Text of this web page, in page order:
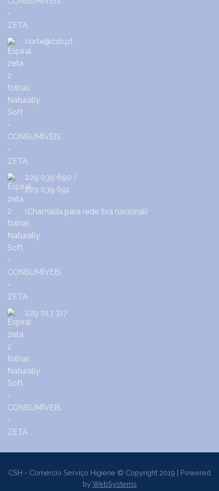
norte@csh.pt
229 039 690 /
229 039 691
(Chamada para rede fixa nacional)
229 013 317
CSH - Comércio Serviço Higiene © Copyright 2019 | Powered
byWebSystems